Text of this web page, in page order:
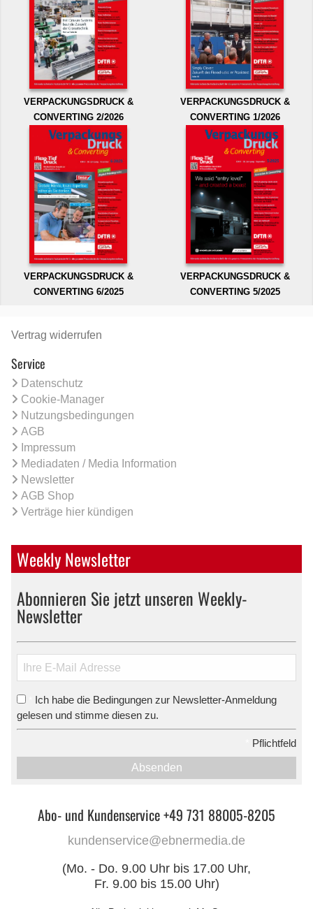
VERPACKUNGSDRUCK &
CONVERTING 2/2026
VERPACKUNGSDRUCK &
CONVERTING 1/2026
VERPACKUNGSDRUCK &
CONVERTING 6/2025
VERPACKUNGSDRUCK &
CONVERTING 5/2025
Vertrag widerrufen
Service
Datenschutz
Cookie-Manager
Nutzungsbedingungen
AGB
Impressum
Mediadaten / Media Information
Newsletter
AGB Shop
Verträge hier kündigen
Weekly Newsletter
Abonnieren Sie jetzt unseren Weekly-
Newsletter
Ich habe die Bedingungen zur Newsletter-Anmeldung
gelesen und stimme diesen zu.
Pflichtfeld
Absenden
Abo- und Kundenservice +49 731 88005-8205
kundenservice@ebnermedia.de
(Mo. - Do. 9.00 Uhr bis 17.00 Uhr,
Fr. 9.00 bis 15.00 Uhr)